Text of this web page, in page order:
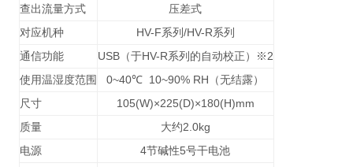
查出流量方式
压差式
对应机种
HV-F系列/HV-R系列
通信功能
USB（于HV-R系列的自动校正）※2
使用温湿度范围
0~40℃ 10~90% RH（无结露）
尺寸
105(W)×225(D)×180(H)mm
质量
大约2.0kg
电源
4节碱性5号干电池